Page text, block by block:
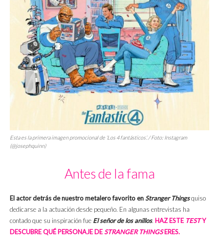
Esta es la primera imagen promocional de ‘Los 4 fantásticos’. / Foto: Instagram
(@josephquinn)
Antes de la fama
El actor detrás de nuestro metalero favorito enStranger Thingsquiso
dedicarse a la actuación desde pequeño. En algunas entrevistas ha
contado que su inspiración fue El señor de los anillos. HAZ ESTE TESTY
DESCUBRE QUÉ PERSONAJE DESTRANGER THINGSERES.